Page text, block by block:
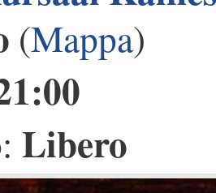
(Mappa)
Libero